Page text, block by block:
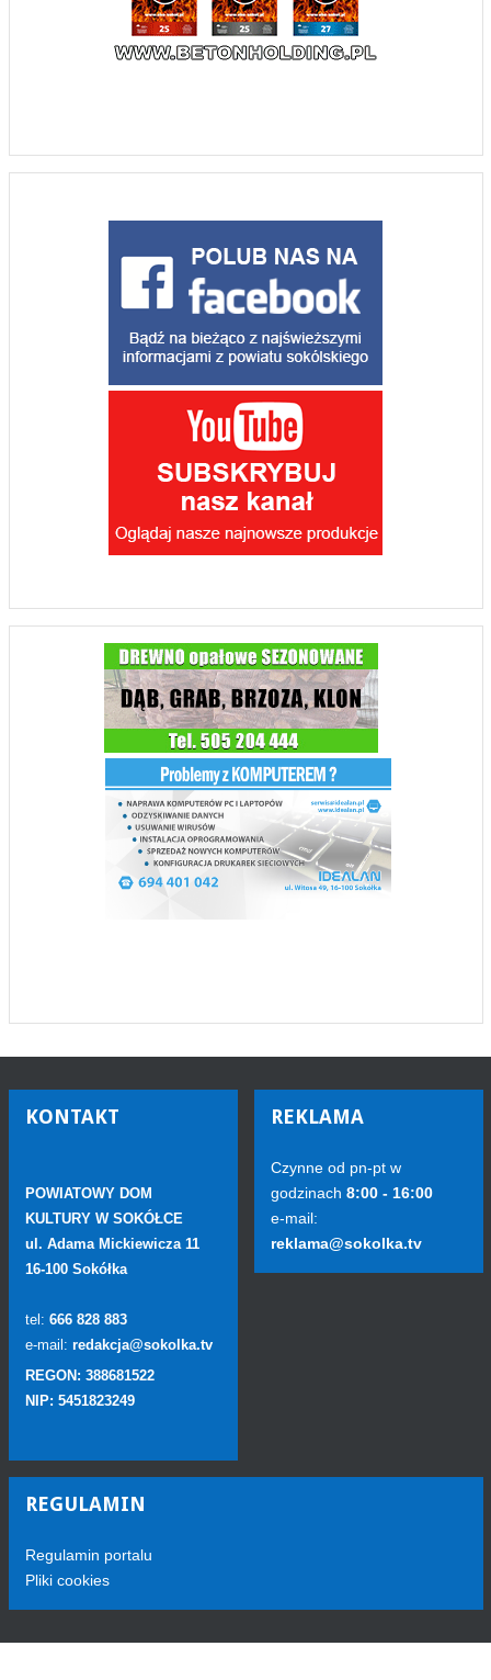
KONTAKT
POWIATOWY DOM
KULTURY W SOKÓŁCE
ul. Adama Mickiewicza 11
16-100 Sokółka
tel: 666 828 883
e-mail: redakcja@sokolka.tv
REGON: 388681522
NIP: 5451823249
REKLAMA
Czynne od pn-pt w
godzinach 8:00 - 16:00
e-mail:
reklama@sokolka.tv
REGULAMIN
Regulamin portalu
Pliki cookies